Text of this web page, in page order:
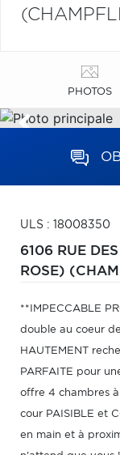
PHOTOS
ULS : 18008350
6106 RUE
ROSE)
**IMPECCABLE
double au coeur
HAUTEMENT
PARFAITE pour
offre 4 chambres à
cour PAISIBLE et
en main et à